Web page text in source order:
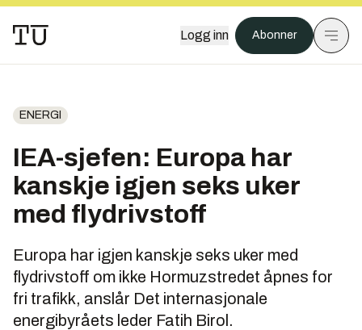
Logg inn Abonner
ENERGI
IEA-sjefen: Europa har
kanskje igjen seks uker
med flydrivstoff
Europa har igjen kanskje seks uker med
flydrivstoff om ikke Hormuzstredet åpnes for
fri trafikk, anslår Det internasjonale
energibyråets leder Fatih Birol.